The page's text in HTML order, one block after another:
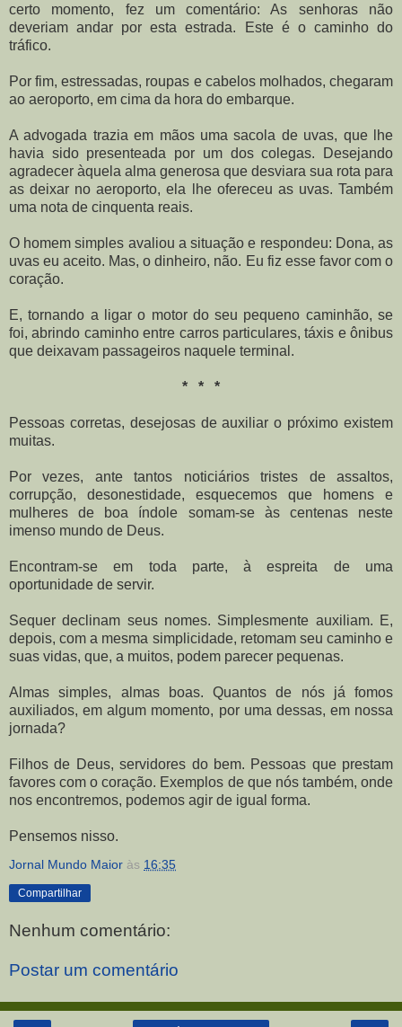
certo momento, fez um comentário: As senhoras não
deveriam andar por esta estrada. Este é o caminho do
tráfico.
Por fim, estressadas, roupas e cabelos molhados, chegaram
ao aeroporto, em cima da hora do embarque.
A advogada trazia em mãos uma sacola de uvas, que lhe
havia sido presenteada por um dos colegas. Desejando
agradecer àquela alma generosa que desviara sua rota para
as deixar no aeroporto, ela lhe ofereceu as uvas. Também
uma nota de cinquenta reais.
O homem simples avaliou a situação e respondeu: Dona, as
uvas eu aceito. Mas, o dinheiro, não. Eu fiz esse favor com o
coração.
E, tornando a ligar o motor do seu pequeno caminhão, se
foi, abrindo caminho entre carros particulares, táxis e ônibus
que deixavam passageiros naquele terminal.
* * *
Pessoas corretas, desejosas de auxiliar o próximo existem
muitas.
Por vezes, ante tantos noticiários tristes de assaltos,
corrupção, desonestidade, esquecemos que homens e
mulheres de boa índole somam-se às centenas neste
imenso mundo de Deus.
Encontram-se em toda parte, à espreita de uma
oportunidade de servir.
Sequer declinam seus nomes. Simplesmente auxiliam. E,
depois, com a mesma simplicidade, retomam seu caminho e
suas vidas, que, a muitos, podem parecer pequenas.
Almas simples, almas boas. Quantos de nós já fomos
auxiliados, em algum momento, por uma dessas, em nossa
jornada?
Filhos de Deus, servidores do bem. Pessoas que prestam
favores com o coração. Exemplos de que nós também, onde
nos encontremos, podemos agir de igual forma.
Pensemos nisso.
Jornal Mundo Maior às 16:35
Compartilhar
Nenhum comentário:
Postar um comentário